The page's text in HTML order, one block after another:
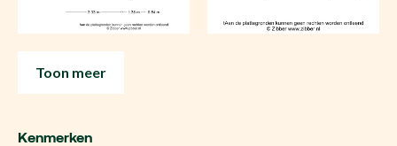
Toon meer
Kenmerken